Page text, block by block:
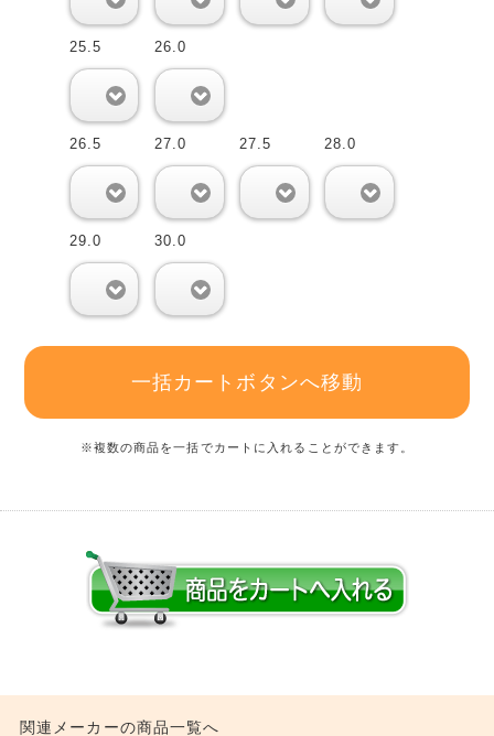
25.5 26.0
26.5 27.0 27.5 28.0
29.0 30.0
一括カートボタンへ移動
※複数の商品を一括でカートに入れることができます。
関連メーカーの商品一覧へ